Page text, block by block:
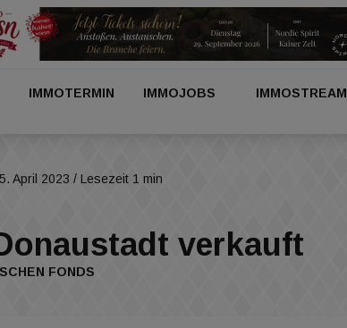
IMMOTERMIN IMMOJOBS IMMOSTREAM
April 2023 / Lesezeit 1 min
verkauft
FONDS